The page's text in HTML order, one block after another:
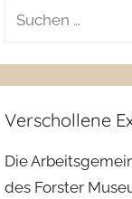
Suchen
Verschollene
Die
des Forster